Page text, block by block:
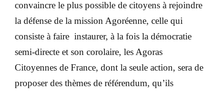
convaincre le plus possible de citoyens à rejoindre
la défense de la mission Agoréenne, celle qui
consiste à faire instaurer, à la fois la démocratie
semi-directe et son corolaire, les Agoras
Citoyennes de France, dont la seule action, sera de
proposer des thèmes de référendum, qu’ils